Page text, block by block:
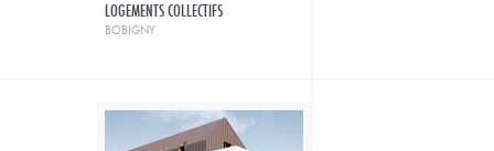
LOGEMENTS COLLECTIFS
bobigny